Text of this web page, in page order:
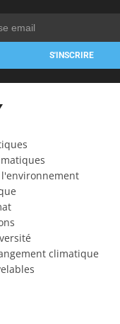
S'INSCRIRE
climatique